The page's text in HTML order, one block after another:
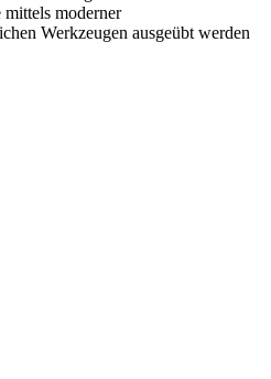
moderner
Werkzeugen ausgeübt werden